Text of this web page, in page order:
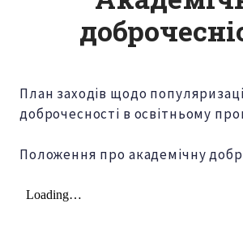
План заходів щодо
доброчесності в освітньому
Положення про академічну